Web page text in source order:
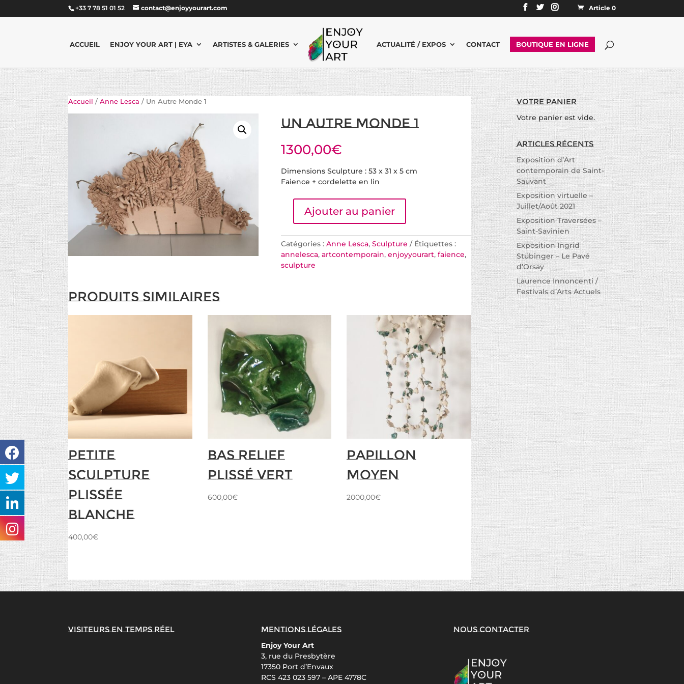
+33 7 78 51 01 52 contact@enjoyyourart.com Article 0
ACCUEIL ENJOY YOUR ART | EYA ARTISTES & GALERIES ACTUALITÉ / EXPOS CONTACT BOUTIQUE EN LIGNE
Accueil /Anne Lesca / Un Autre Monde 1
Un Autre Monde 1
1300,00€
Dimensions Sculpture : 53 x 31 x 5 cm
Faience + cordelette en lin
Ajouter au panier
Catégories : Anne Lesca, Sculpture
Étiquettes :
annelesca, artcontemporain, enjoyyourart, faience,
sculpture
Produits similaires
Petite
Sculpture
Plissée
blanche
400,00€
Bas Relief
Plissé Vert
600,00€
Papillon
Moyen
2000,00€
Votre panier
Votre panier est vide.
Articles récents
Exposition d’Art
contemporain de Saint-
Sauvant
Exposition virtuelle –
Juillet/Août 2021
Exposition Traversées –
Saint-Savinien
Exposition Ingrid
Stübinger – Le Pavé
d’Orsay
Laurence Innoncenti /
Festivals d’Arts Actuels
Visiteurs en temps réel Mentions légales
Enjoy Your Art
3, rue du Presbytère
17350 Port d’Envaux
RCS 423 023 597 – APE 4778C
Nous contacter